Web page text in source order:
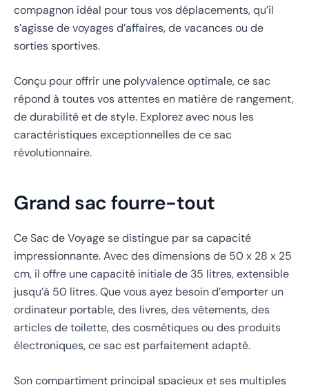
compagnon idéal pour tous vos déplacements, qu’il
s’agisse de voyages d’affaires, de vacances ou de
sorties sportives.
Conçu pour offrir une polyvalence optimale, ce sac
répond à toutes vos attentes en matière de rangement,
de durabilité et de style. Explorez avec nous les
caractéristiques exceptionnelles de ce sac
révolutionnaire.
Grand sac fourre-tout
Ce Sac de Voyage se distingue par sa capacité
impressionnante. Avec des dimensions de 50 x 28 x 25
cm, il offre une capacité initiale de 35 litres, extensible
jusqu’à 50 litres. Que vous ayez besoin d’emporter un
ordinateur portable, des livres, des vêtements, des
articles de toilette, des cosmétiques ou des produits
électroniques, ce sac est parfaitement adapté.
Son compartiment principal spacieux et ses multiples